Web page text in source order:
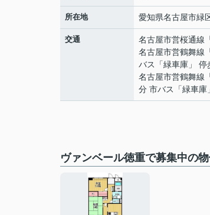
所在地 愛知県名古屋市緑
交通 名古屋市営桜通線
名古屋市営鶴舞線
バス「緑車庫」 停
名古屋市営鶴舞線
分 市バス「緑車庫
ヴァンベール徳重で募集中の